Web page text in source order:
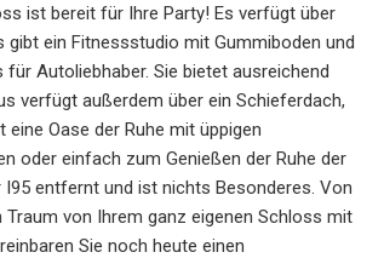
ist bereit für Ihre Party! Es verfügt über
gibt ein Fitnessstudio mit Gummiboden und
Autoliebhaber. Sie bietet ausreichend
verfügt außerdem über ein Schieferdach,
Oase der Ruhe mit üppigen
oder einfach zum Genießen der Ruhe der
I95 entfernt und ist nichts Besonderes. Von
Traum von Ihrem ganz eigenen Schloss mit
Sie noch heute einen